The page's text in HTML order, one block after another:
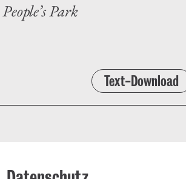
People’s Park
Text-Download